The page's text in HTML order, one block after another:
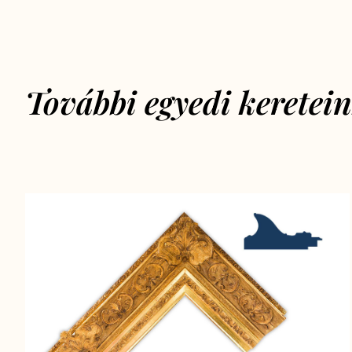
További egyedi